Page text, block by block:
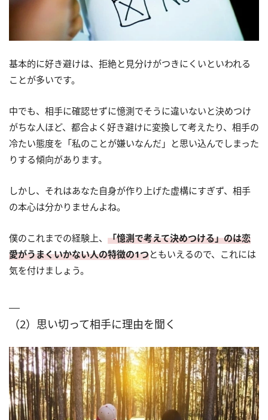
基本的に好き避けは、拒絶と見分けがつきにくいといわれる
ことが多いです。
中でも、相手に確認せずに憶測でそうに違いないと決めつけ
がちな人ほど、都合よく好き避けに変換して考えたり、相手の
冷たい態度を「私のことが嫌いなんだ」と思い込んでしまった
りする傾向があります。
しかし、それはあなた自身が作り上げた虚構にすぎず、相手
の本心は分かりませんよね。
僕のこれまでの経験上、 「憶測で考えて決めつける」のは恋
愛がうまくいかない人の特徴の1つともいえるので、これには
気を付けましょう。
（2）思い切って相手に理由を聞く